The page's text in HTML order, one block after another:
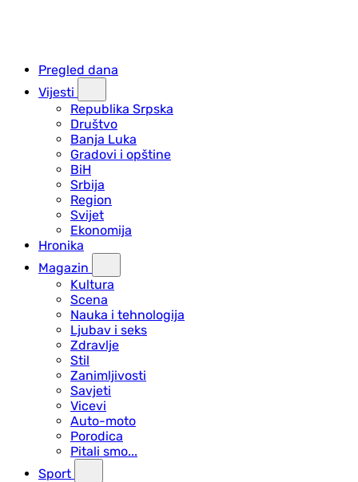
Pregled dana
Vijesti
Republika Srpska
Društvo
Banja Luka
Gradovi i opštine
BiH
Srbija
Region
Svijet
Ekonomija
Hronika
Magazin
Kultura
Scena
Nauka i tehnologija
Ljubav i seks
Zdravlje
Stil
Zanimljivosti
Savjeti
Vicevi
Auto-moto
Porodica
Pitali smo...
Sport